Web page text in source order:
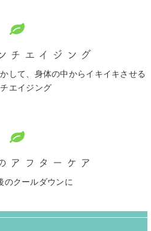
チエイジング
して、身体の中からイキイキさせる
エイジング
アフターケア
のクールダウンに